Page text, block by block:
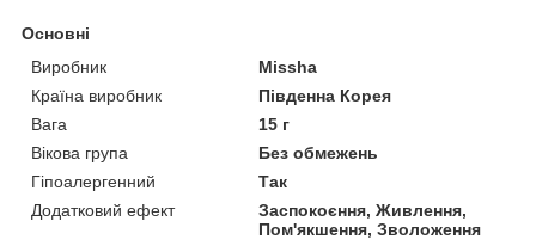
Основні
Виробник
Missha
Країна виробник
Південна Корея
Вага
15 г
Вікова група
Без обмежень
Гіпоалергенний
Так
Додатковий ефект
Заспокоєння, Живлення,
Пом'якшення, Зволоження